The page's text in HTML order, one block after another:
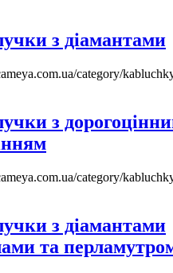
з діамантами
category/
з
category/
з діамантами
та